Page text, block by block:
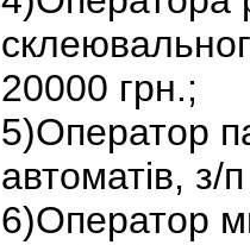
20000 грн.;
5)Оператор
автоматів, з/
6)Оператор